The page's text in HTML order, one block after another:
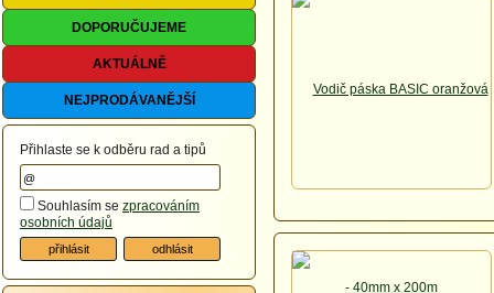
DOPORUČUJEME
AKTUÁLNĚ
NEJPRODÁVANĚJŠÍ
Přihlaste se k odběru rad a tipů
Souhlasím se zpracováním
osobních údajů